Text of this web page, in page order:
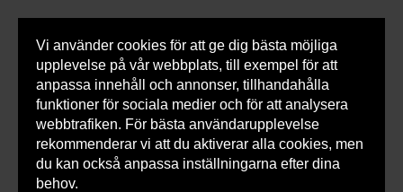
Vi använder cookies för att ge dig bästa möjliga
upplevelse på vår webbplats, till exempel för att
anpassa innehåll och annonser, tillhandahålla
funktioner för sociala medier och för att analysera
webbtrafiken. För bästa användarupplevelse
rekommenderar vi att du aktiverar alla cookies, men
du kan också anpassa inställningarna efter dina
behov.
0 varorSnabborder
Du
här:
Armatec > Produkter > Kyla > Slang >
Slang
OXY
> Slang OXY AT 5745- >
Slang OXY Inv. 90° x Inv.
90° AT 5745-W46525213